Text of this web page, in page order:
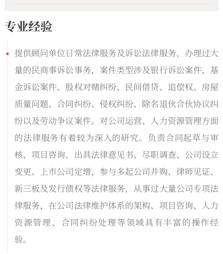
专业经验
提供顾问单位日常法律服务及诉讼法律服务，办理过大
量的民商事诉讼事务，案件类型涉及银行诉讼案件、基
金诉讼案件、股权对赌纠纷、民间借贷、追偿权、房屋
质量问题、合同纠纷、侵权纠纷、除名退伙合伙协议纠
纷以及劳动争议案件。对公司运营、人力资源管理方面
的法律服务有着较为深入的研究。负责合同起草与审
核、项目咨询、出具法律意见书、尽职调查、公司设立
变更、上市公司定增，参与多起公司并购、律师见证、
新三板及发行债权等法律服务，从事过大量公司专项法
律服务，在公司法律维护体系的架构、项目咨询、人力
资源管理、合同纠纷处理等领域具有丰富的操作经
验。